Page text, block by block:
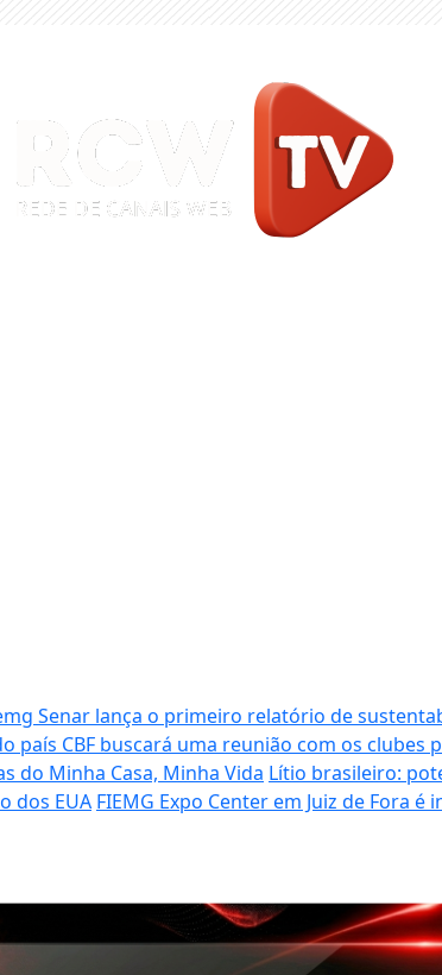
Senar lança o primeiro relatório de
país CBF buscará uma reunião com os clubes
do Minha Casa, Minha Vida Lítio brasileiro:
dos EUA FIEMG Expo Center em Juiz de Fora